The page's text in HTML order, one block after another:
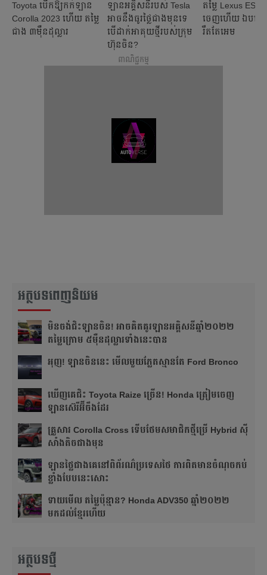
Toyota បើកឱ្យកក់ឡាន
Corolla 2023 ហើយ តម្លៃ
ជាង ៣ម៉ឺនដុល្លារ
ឡានអគ្គិសនីរបស់ Tesla
អាចនឹងធូរថ្លៃជាងមុនទេ
បើដាក់អាគុយថ្មីរបស់ក្រុម
ហ៊ុនចិន?
តម្លៃ Lexus ES
ចេញហើយ ឯបច្ចេក
រឹតតែអេម
ពាណិជ្ជកម្ម
អត្ថបទពេញនិយម
មិនចង់ជិះឡានចិន! អាចគិតគូរឡានអគ្គិសនីឆ្នាំ២០២២
តម្លៃក្រោម ៥ម៉ឺនដុល្លារទាំងនេះបាន
អុញ! ឡានចិន​នេះ មើលមួយភ្លែត​ស្មានតែ Ford Bronco
ឃើញគេជិះ Toyota Raize ច្រើន! Honda ត្រៀមចេញ​
ឡានស៊េរីអ៊ីចឹងដែរ
គ្រួសារ Corolla Cross ទើបថែម​សមាជិកថ្មីប្រើ Hybrid ស៊ី
សាំងតិចជាងមុន
ឡាន​ថ្លៃជាងគេ​នៅ​ពិព័រណ៌ប្រទេសថៃ ការពិត​មាន​ចំណុចកប់
ខ្លាំង​បែបនេះសោះ
ទាយមើល តម្លៃប៉ុន្មាន? Honda ADV350 ឆ្នាំ២០២២
មកដល់ខ្មែរហើយ
អត្ថបទថ្មី